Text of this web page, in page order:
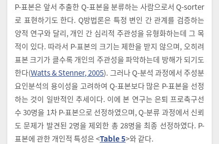
P-표본은 앞서 추출한 Q-표본을 분류하는 사람으로서 Q-sorter
로 표현하기도 한다. Q방법론은 특정 변인 간 관계를 검증하는
양적 연구와 달리, 개인 간 심리적 주관성을 유형화하는데 그 목
적이 있다. 따라서 P-표본의 크기는 제한을 받지 않으며, 오히려
표본 크기가 클수록 개인의 주관성을 파악하는데 방해가 되기도
한다(Watts & Stenner, 2005). 그러나 Q-분석 과정에서 주성분
요인분석의 용이성을 고려하여 Q-표본보다 많은 P-표본을 선정
하는 것이 일반적인 추세이다. 이에 본 연구는 은퇴 프로축구선
수 30명을 1차 P-표본으로 선정하였으며, Q-분류 과정에서 신뢰
도 문제가 발견된 2명을 제외한 총 28명을 최종 선정하였다. P-
표본에 관한 개인적 특성은 <Table 5>와 같다.